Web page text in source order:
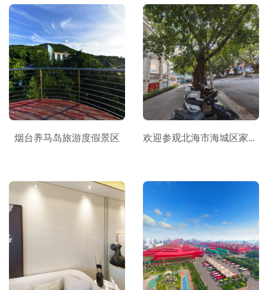
烟台养马岛旅游度假景区 欢迎参观北海市海城区家风家训廉政教育基地“VR全景”展厅